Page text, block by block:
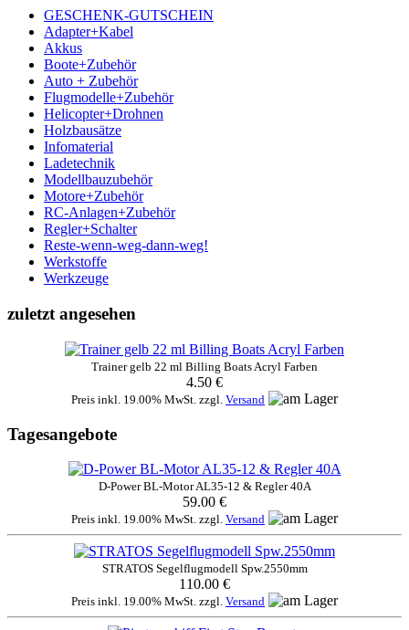
GESCHENK-GUTSCHEIN
Adapter+Kabel
Akkus
Boote+Zubehör
Auto + Zubehör
Flugmodelle+Zubehör
Helicopter+Drohnen
Holzbausätze
Infomaterial
Ladetechnik
Modellbauzubehör
Motore+Zubehör
RC-Anlagen+Zubehör
Regler+Schalter
Reste-wenn-weg-dann-weg!
Werkstoffe
Werkzeuge
zuletzt angesehen
Trainer gelb 22 ml Billing Boats Acryl Farben
4.50 €
Preis inkl. 19.00% MwSt. zzgl. Versand
Tagesangebote
D-Power BL-Motor AL35-12 & Regler 40A
59.00 €
Preis inkl. 19.00% MwSt. zzgl. Versand
STRATOS Segelflugmodell Spw.2550mm
110.00 €
Preis inkl. 19.00% MwSt. zzgl. Versand